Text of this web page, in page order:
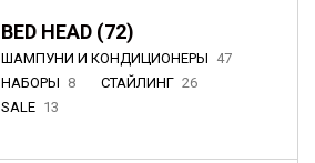
BED HEAD (72)
ШАМПУНИ И КОНДИЦИОНЕРЫ 47
НАБОРЫ 8 СТАЙЛИНГ 26
SALE 13